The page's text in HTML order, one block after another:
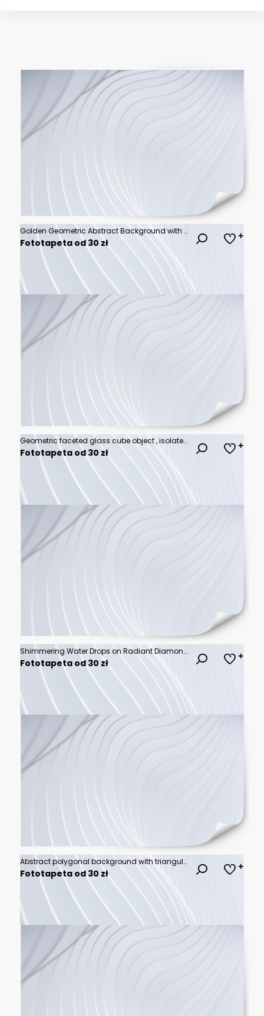
Golden Geometric Abstract Background with Textured Facets and Shining Reflections
Fototapeta od 30 zł
Geometric faceted glass cube object , isolated on transparent cutout background
Fototapeta od 30 zł
Shimmering Water Drops on Radiant Diamond Surface
Fototapeta od 30 zł
Abstract polygonal background with triangular facets in soft gradient hues of pastel colors, offering a clean and sophisticated look for design projects requiring a sleek, contemporary feel.
Fototapeta od 30 zł